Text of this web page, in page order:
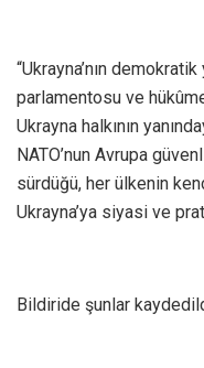
“Ukrayna’nın
parlamentosu ve
Ukrayna halkının
NATO’nun Avrupa
sürdüğü, her ülkenin
Ukrayna’ya siyasi ve
Bildiride şunlar